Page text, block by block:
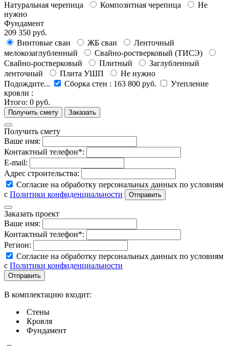
Натуральная черепица
Композитная черепица
Не
нужно
Фундамент
209 350 руб.
Винтовые сваи
ЖБ сваи
Ленточный
мелокозаглубленный
Свайно-ростверковый (ТИСЭ)
Свайно-ростверковый
Плитный
Заглубленный
ленточный
Плита УШП
Не нужно
Подождите...
Сборка стен : 163 800 руб.
Утепление
кровли :
Итого: 0 руб.
Получить смету
Ваше имя:
Контактный телефон*:
E-mail:
Адрес строительства:
Согласие на обработку персональных данных по условиям
с Политики конфиденциальности
Заказать проект
Ваше имя:
Контактный телефон*:
Регион:
Согласие на обработку персональных данных по условиям
с Политики конфиденциальности
В комплектацию входит:
Стены
Кровля
Фундамент